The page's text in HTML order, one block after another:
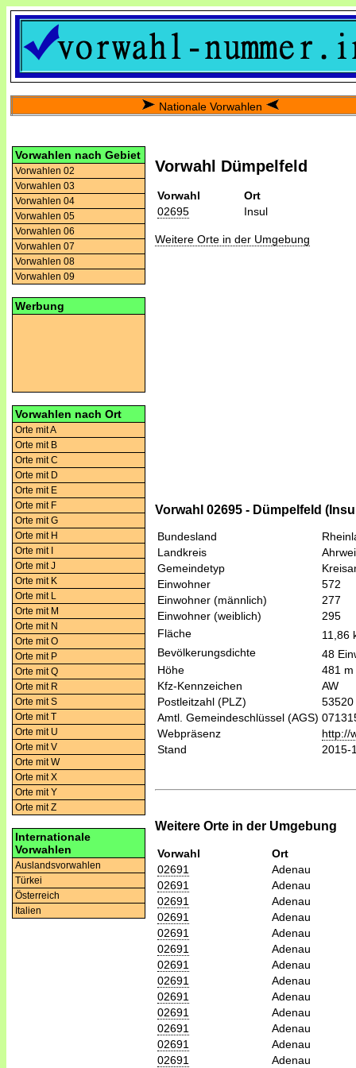
Nationale Vorwahlen
Vorwahlen nach Gebiet
Vorwahlen 02
Vorwahlen 03
Vorwahlen 04
Vorwahlen 05
Vorwahlen 06
Vorwahlen 07
Vorwahlen 08
Vorwahlen 09
Werbung
Vorwahlen nach Ort
Orte mit A
Orte mit B
Orte mit C
Orte mit D
Orte mit E
Orte mit F
Orte mit G
Orte mit H
Orte mit I
Orte mit J
Orte mit K
Orte mit L
Orte mit M
Orte mit N
Orte mit O
Orte mit P
Orte mit Q
Orte mit R
Orte mit S
Orte mit T
Orte mit U
Orte mit V
Orte mit W
Orte mit X
Orte mit Y
Orte mit Z
Internationale
Vorwahlen
Auslandsvorwahlen
Türkei
Österreich
Italien
Vorwahl Dümpelfeld
Vorwahl
Ort
02695
Insul
Weitere Orte in der Umgebung
Vorwahl 02695 - Dümpelfeld
Bundesland
Landkreis
Gemeindetyp
Einwohner
572
Einwohner (männlich)
277
Einwohner (weiblich)
295
Fläche
11,86
Bevölkerungsdichte
48
Höhe
481 m
Kfz-Kennzeichen
AW
Postleitzahl (PLZ)
53520
Amtl. Gemeindeschlüssel (AGS)
Webpräsenz
http://
Stand
2015-
Weitere Orte in der Umgebung
Vorwahl
Ort
02691
Adenau
02691
Adenau
02691
Adenau
02691
Adenau
02691
Adenau
02691
Adenau
02691
Adenau
02691
Adenau
02691
Adenau
02691
Adenau
02691
Adenau
02691
Adenau
02691
Adenau